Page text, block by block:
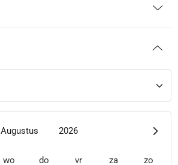
Augustus 2026
wo do vr za zo